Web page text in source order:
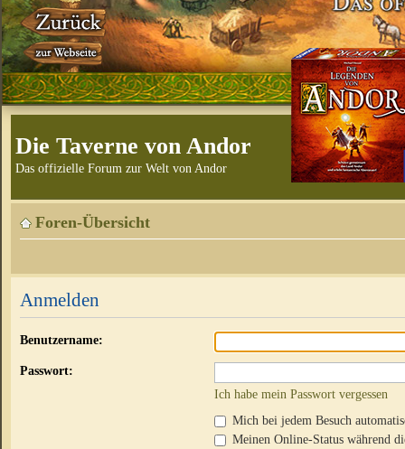
Die Taverne von Andor
Das offizielle Forum zur Welt von Andor
Foren-Übersicht
Anmelden
Benutzername:
Passwort:
Ich habe mein Passwort vergessen
Mich bei jedem Besuch
Meinen Online-Status während